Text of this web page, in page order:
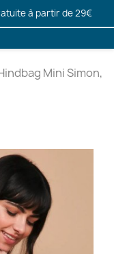
à partir de 29€
Mini Simon,